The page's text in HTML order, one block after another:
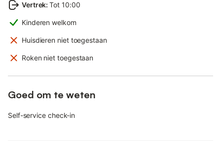
Vertrek: Tot 10:00
Kinderen welkom
Huisdieren niet toegestaan
Roken niet toegestaan
Goed om te weten
Self-service check-in